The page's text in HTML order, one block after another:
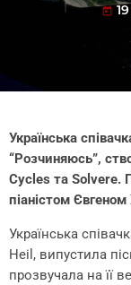
today
Українська
“Розчиняюсь”,
Cycles та Solvere.
піаністом
Українська
Heil, випустила
прозвучала на її